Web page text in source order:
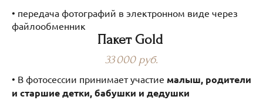
• передача фотографий в электронном виде через
файлообменник
Пакет Gold
33 000 руб.
• В фотосессии принимает участие малыш, родители
и старшие детки, бабушки и дедушки